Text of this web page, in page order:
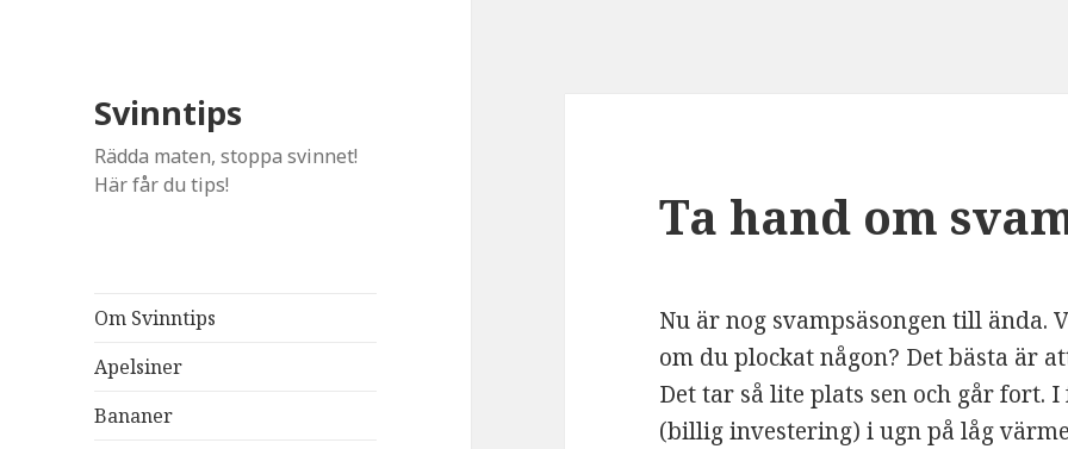
Svinntips
Rädda maten, stoppa svinnet!
Här får du tips!
Om Svinntips
Apelsiner
Bananer
Ta hand om
Nu är nog svampsäsongen till ända.
om du plockat någon? Det bästa är
Det tar så lite plats sen och går
(billig investering) i ugn på låg